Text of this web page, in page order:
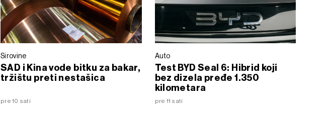
Sirovine
SAD i Kina vode bitku za bakar,
tržištu preti nestašica
pre 10 sati
Auto
Test BYD Seal 6: Hibrid koji
bez dizela pređe 1.350
kilometara
pre 11 sati